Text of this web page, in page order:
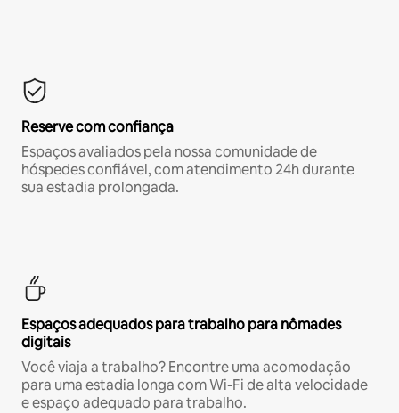
Reserve com confiança
Espaços avaliados pela nossa comunidade de
hóspedes confiável, com atendimento 24h durante
sua estadia prolongada.
Espaços adequados para trabalho para nômades
digitais
Você viaja a trabalho? Encontre uma acomodação
para uma estadia longa com Wi-Fi de alta velocidade
e espaço adequado para trabalho.